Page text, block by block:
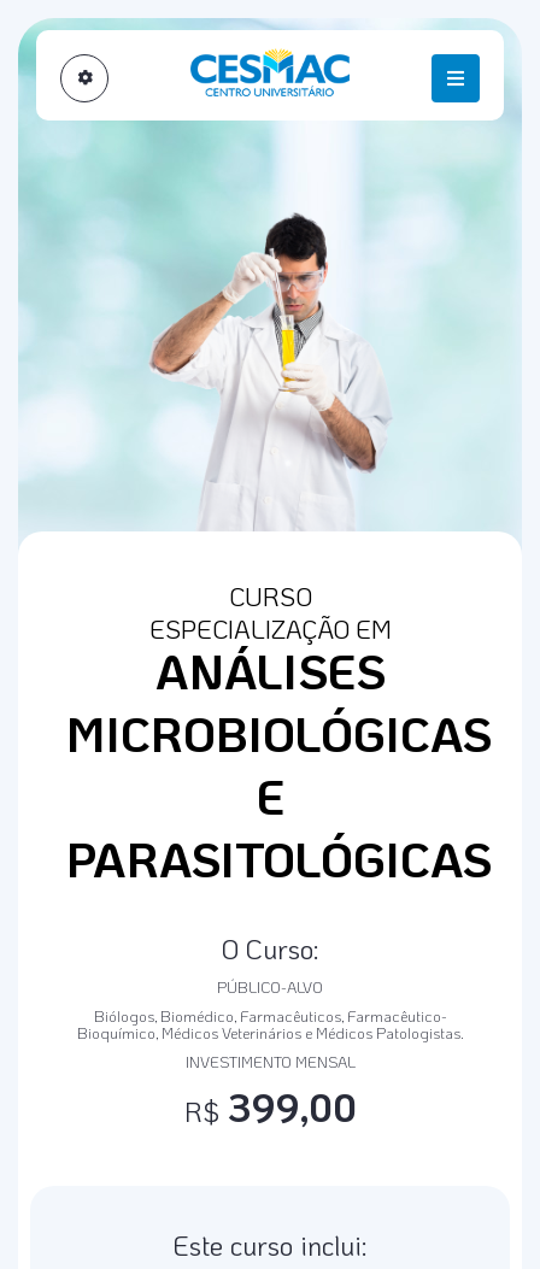
CURSO
ESPECIALIZAÇÃO EM
ANÁLISES
MICROBIOLÓGICAS
E
PARASITOLÓGICAS
O Curso:
PÚBLICO-ALVO
Biólogos, Biomédico, Farmacêuticos, Farmacêutico-
Bioquímico, Médicos Veterinários e Médicos Patologistas.
INVESTIMENTO MENSAL
R$ 399,00
Este curso inclui: